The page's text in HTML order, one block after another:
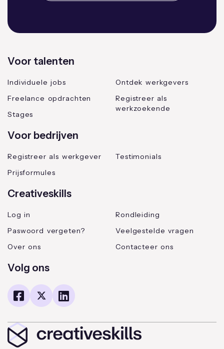
Voor talenten
Individuele jobs
Freelance opdrachten
Stages
Ontdek werkgevers
Registreer als
werkzoekende
Voor bedrijven
Registreer als werkgever
Prijsformules
Testimonials
Creativeskills
Log in
Paswoord vergeten?
Over ons
Rondleiding
Veelgestelde vragen
Contacteer ons
Volg ons